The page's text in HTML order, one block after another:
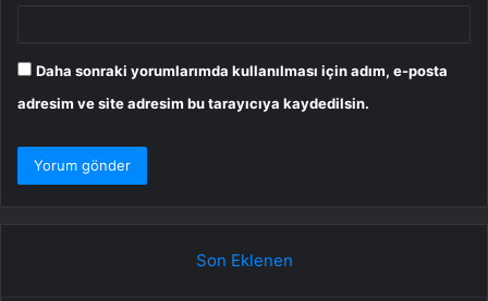
Daha sonraki yorumlarımda kullanılması için adım, e-posta
adresim ve site adresim bu tarayıcıya kaydedilsin.
Son Eklenen